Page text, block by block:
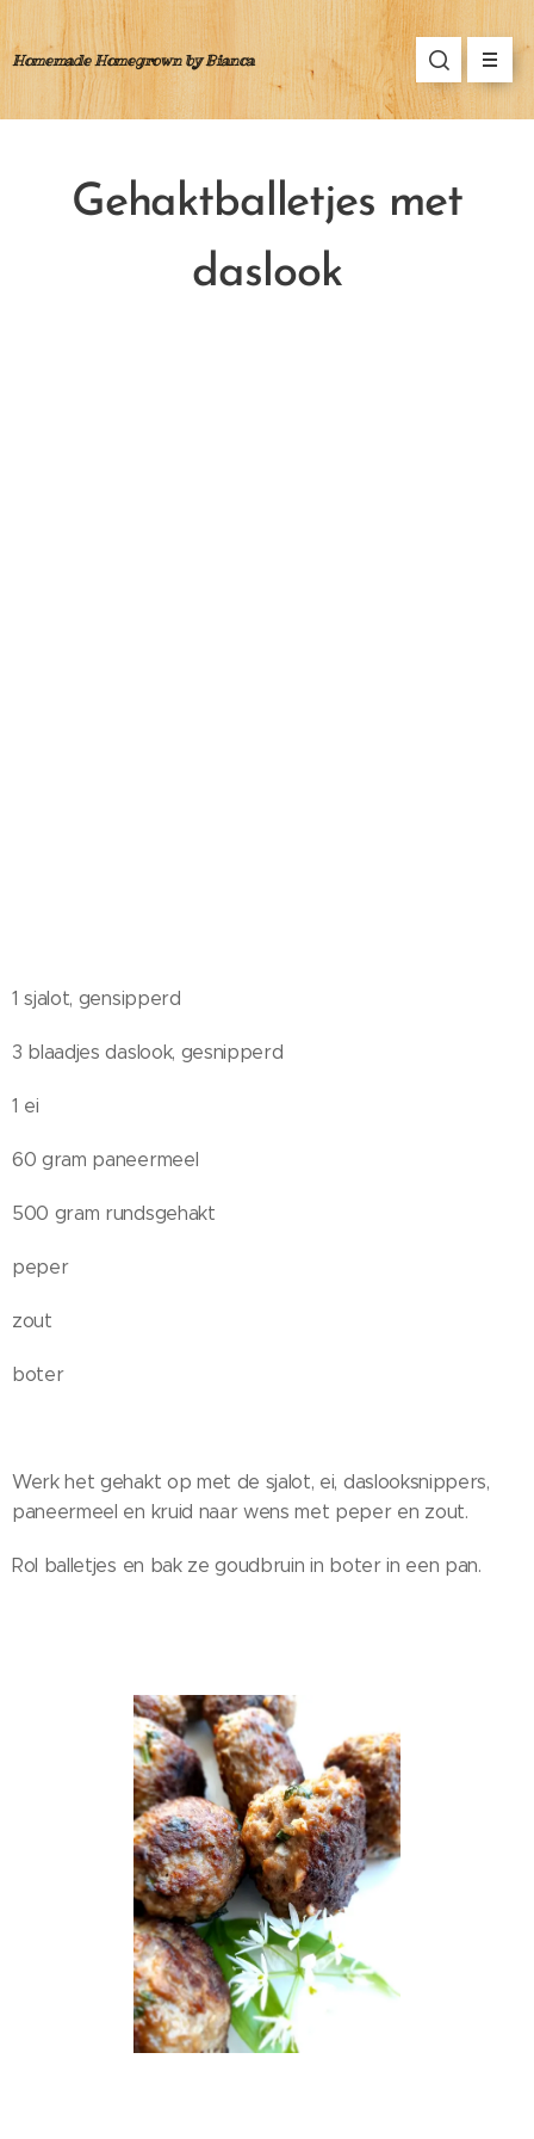
Homemade Homegrown by Bianca
Gehaktballetjes met
daslook
1 sjalot, gensipperd
3 blaadjes daslook, gesnipperd
1 ei
60 gram paneermeel
500 gram rundsgehakt
peper
zout
boter
Werk het gehakt op met de sjalot, ei, daslooksnippers,
paneermeel en kruid naar wens met peper en zout.
Rol balletjes en bak ze goudbruin in boter in een pan.